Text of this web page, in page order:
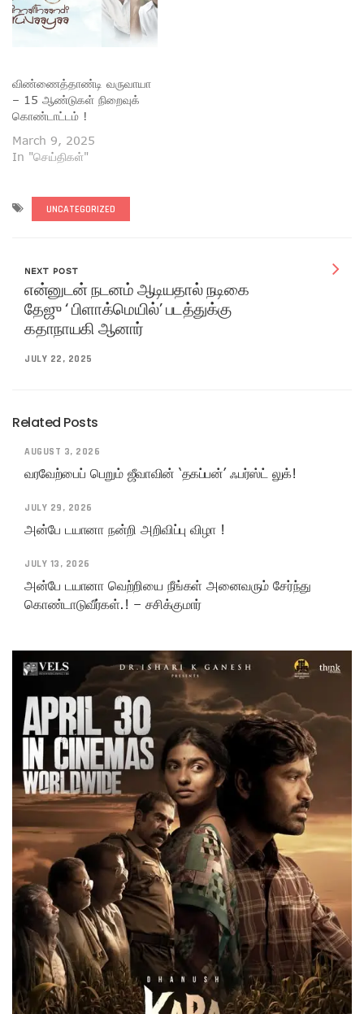
பெயரிடப்பட்டுள்ள இந்த
மாபெரும் திரைப்படம்,
ரசிகர்களுக்கு ஒருமுறை
1970களின் இறுதியில்
கடைசியாக இணைந்து நடித்த
இந்த இரு திரை
ஜாம்பவான்கள், தற்போது…
விண்ணைத்தாண்டி வருவாயா
– 15 ஆண்டுகள் நிறைவுக்
கொண்டாட்டம் !
March 9, 2025
In "செய்திகள்"
UNCATEGORIZED
NEXT POST
என்னுடன் நடனம் ஆடியதால் நடிகை
தேஜு ‘ பிளாக்மெயில்’ படத்துக்கு
கதாநாயகி ஆனார்
JULY 22, 2025
Related Posts
AUGUST 3, 2026
வரவேற்பைப் பெறும் ஜீவாவின் ‘தகப்பன்’ ஃபர்ஸ்ட் லுக்!
JULY 29, 2026
அன்பே டயானா நன்றி அறிவிப்பு விழா !
JULY 13, 2026
அன்பே டயானா வெற்றியை நீங்கள் அனைவரும் சேர்ந்து
கொண்டாடுவீர்கள்.! – சசிக்குமார்